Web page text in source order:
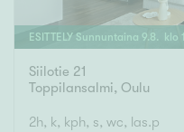
ESITTELY Sunnuntaina 9.8 . klo
Siilotie 21
Toppilansalmi, Oulu
2h, k, kph, s, wc, las.p